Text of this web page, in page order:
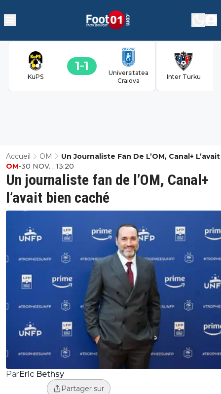
KuPS
1 1
Universitatea
Craiova
Inter Turku
Accueil OM
Un Journaliste Fan De L’OM, Canal+
Caché
Un journaliste fan de l’OM, Canal+
l’avait bien caché
OM•30 NOV. , 13:20
ParEric Bethsy
Partager sur